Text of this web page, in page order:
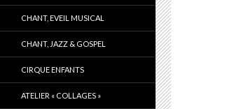
CHANT, EVEIL MUSICAL
CHANT, JAZZ & GOSPEL
CIRQUE ENFANTS
ATELIER « COLLAGES »